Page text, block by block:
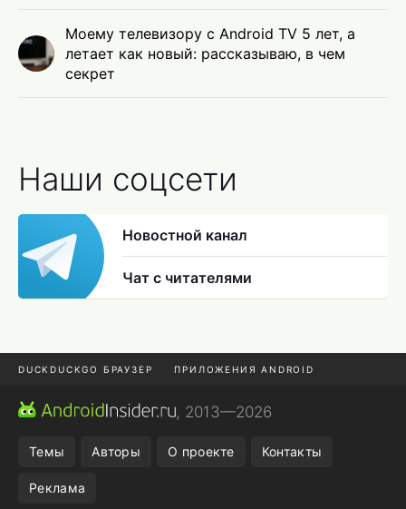
Моему телевизору с Android TV 5 лет, а
летает как новый: рассказываю, в чем
секрет
Наши соцсети
Новостной канал
Чат с читателями
DUCKDUCKGO БРАУЗЕР ПРИЛОЖЕНИЯ ANDROID
CHROME БРАУЗЕР
, 2013—2026
Темы Авторы О проекте Контакты
Реклама